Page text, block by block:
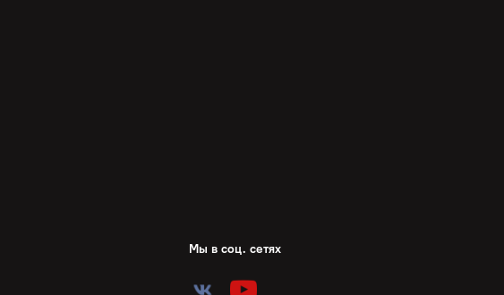
Мы в соц. сетях